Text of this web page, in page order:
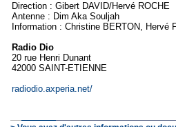
Direction : Gibert DAVID/Hervé ROCHE
Antenne : Dim Aka Souljah
Information : Christine BERTON, Hervé
Radio Dio
20 rue Henri Dunant
42000 SAINT-ETIENNE
radiodio.axperia.net/